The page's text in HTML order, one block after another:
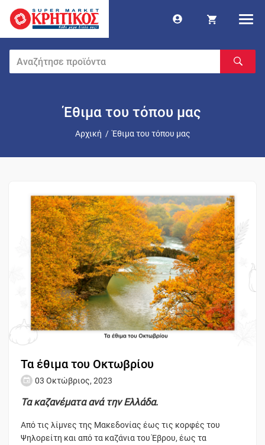
Έθιμα του τόπου μας
Αρχική / Έθιμα του τόπου μας
Τα έθιμα του Οκτωβρίου
03 Οκτώβριος, 2023
Τα καζανέματα ανά την Ελλάδα.
Από τις λίμνες της Μακεδονίας έως τις κορφές του
Ψηλορείτη και από τα καζάνια του Έβρου, έως τα